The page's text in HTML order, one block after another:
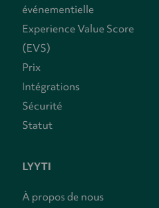
événementielle
Experience Value Score
(EVS)
Prix
Intégrations
Sécurité
Statut
LYYTI
À propos de nous